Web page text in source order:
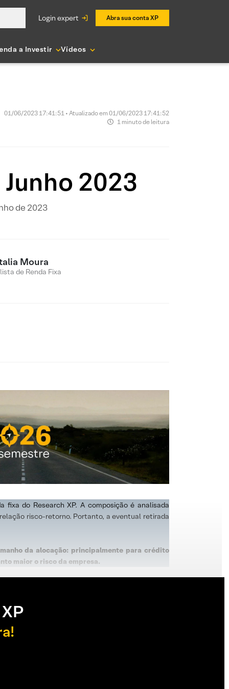
login expert Abra sua conta XP
a Investir Vídeos
01/06/2023 17:41:51 • Atualizado em 01/06/2023 17:41:52
1 minuto de leitura
2023
de 2023
Moura
de Renda Fixa
do Research XP. A composição é analisada
risco-retorno. Portanto, a eventual retirada
da alocação: principalmente para crédito
maior o risco da empresa.